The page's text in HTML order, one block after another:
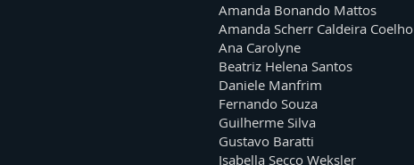
Amanda Bonando Mattos
Amanda Scherr Caldeira Coelho
Ana Carolyne
Beatriz Helena Santos
Daniele Manfrim
Fernando Souza
Guilherme Silva
Gustavo Baratti
Isabella Secco Weksler